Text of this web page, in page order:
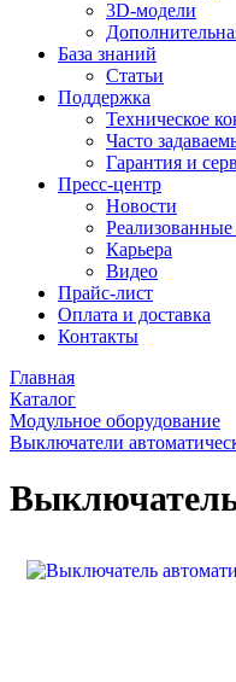
3D-модели
База знаний
Статьи
Поддержка
Техническое
Часто
Гарантия и
Пресс-центр
Новости
Карьера
Видео
Прайс-лист
Оплата и доставка
Контакты
Главная
Каталог
Модульное оборудование
Выключатели